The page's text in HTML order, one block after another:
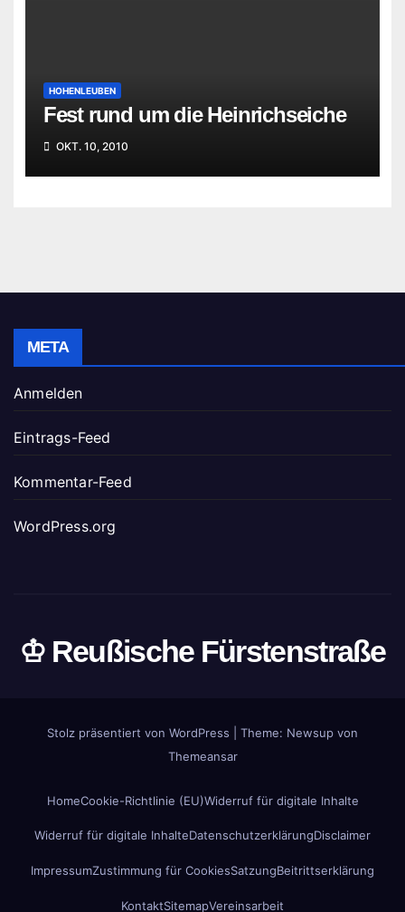
HOHENLEUBEN
Fest rund um die Heinrichseiche
OKT. 10, 2010
META
Anmelden
Eintrags-Feed
Kommentar-Feed
WordPress.org
♔ Reußische Fürstenstraße
Stolz präsentiert von WordPress
Theme: Newsup von
Themeansar
HomeCookie-Richtlinie (EU)Widerruf für digitale Inhalte
Widerruf für digitale InhalteDatenschutzerklärungDisclaimer
ImpressumZustimmung für CookiesSatzungBeitrittserklärung
KontaktSitemapVereinsarbeit